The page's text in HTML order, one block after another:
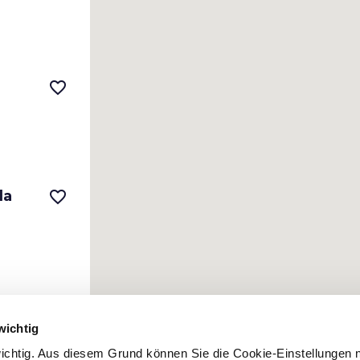
Aus diesem Grund können Sie die Cookie-Einstellungen
favorite_border
favorite_border